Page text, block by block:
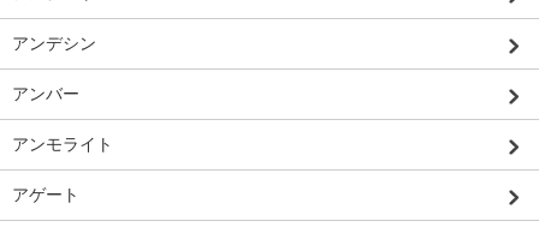
アンデシン
アンバー
アンモライト
アゲート